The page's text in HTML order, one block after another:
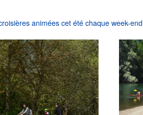
animées cet été chaque week-end